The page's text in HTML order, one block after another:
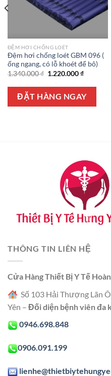
ĐỆM HƠI CHỐNG LOÉT
Đệm hơi chống loét GBM 096 (
ống ngang, có lỗ khoét để bô)
1.340.000₫ Giá
là:
1.340.000 ₫.
1.220.000₫Giá
tại
là:
ĐẶT HÀNG NGAY
THÔNG TIN LIÊN HỆ
Cửa Hàng Thiết Bị Y Tế
Số 103 Hải Thượng Lãn
Yên – Đối diện bệnh viên đa
0946.698.848
0906.091.199